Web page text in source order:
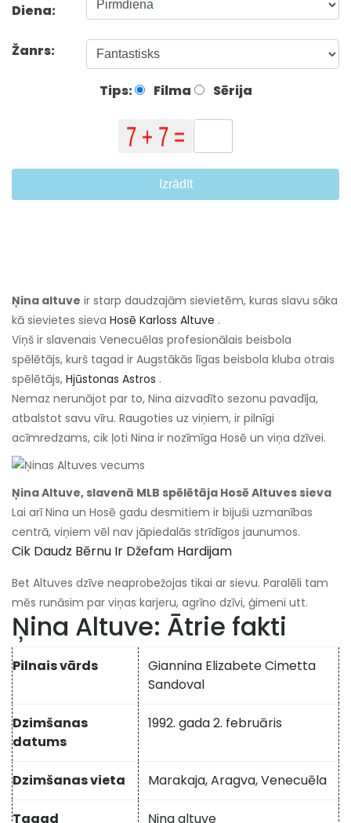
Diena:
Žanrs:
Tips: Filma Sērija
Izrādīt
Ņina altuve ir starp daudzajām sievietēm, kuras slavu sāka
kā sievietes sieva Hosē Karloss Altuve .
Viņš ir slavenais Venecuēlas profesionālais beisbola
spēlētājs, kurš tagad ir Augstākās līgas beisbola kluba otrais
spēlētājs, Hjūstonas Astros .
Nemaz nerunājot par to, Nina aizvadīto sezonu pavadīja,
atbalstot savu vīru. Raugoties uz viņiem, ir pilnīgi
acīmredzams, cik ļoti Nina ir nozīmīga Hosē un viņa dzīvei.
Ņina Altuve, slavenā MLB spēlētāja Hosē Altuves sieva
Lai arī Nina un Hosē gadu desmitiem ir bijuši uzmanības
centrā, viņiem vēl nav jāpiedalās strīdīgos jaunumos.
Cik Daudz Bērnu Ir Džefam Hardijam
Bet Altuves dzīve neaprobežojas tikai ar sievu. Paralēli tam
mēs runāsim par viņas karjeru, agrīno dzīvi, ģimeni utt.
Ņina Altuve: Ātrie fakti
Pilnais vārds
Giannina Elizabete Cimetta
Sandoval
Dzimšanas
datums
1992. gada 2. februāris
Dzimšanas vieta Marakaja, Aragva, Venecuēla
Tagad Ņina altuve